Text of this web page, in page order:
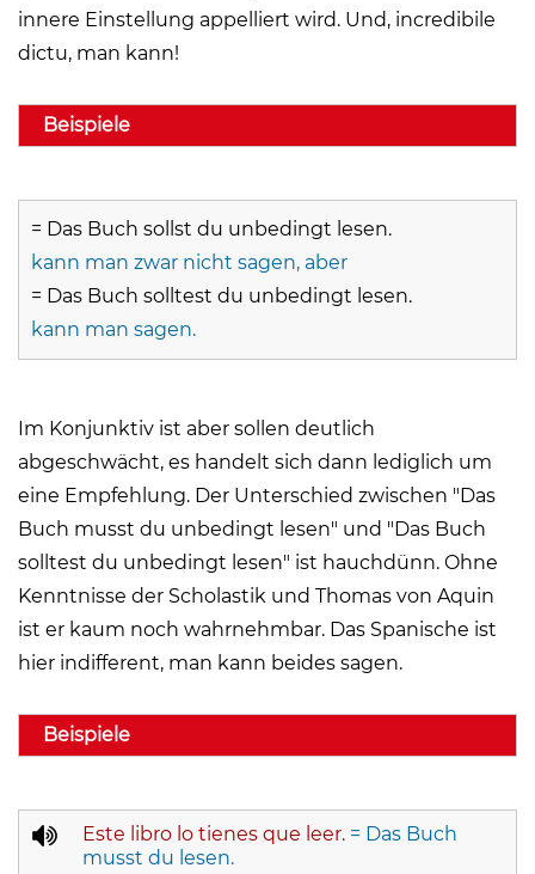
innere Einstellung appelliert wird. Und, incredibile
dictu, man kann!
Beispiele
= Das Buch sollst du unbedingt lesen.
kann man zwar nicht sagen, aber
= Das Buch solltest du unbedingt lesen.
kann man sagen.
Im Konjunktiv ist aber sollen deutlich
abgeschwächt, es handelt sich dann lediglich um
eine Empfehlung. Der Unterschied zwischen "Das
Buch musst du unbedingt lesen" und "Das Buch
solltest du unbedingt lesen" ist hauchdünn. Ohne
Kenntnisse der Scholastik und Thomas von Aquin
ist er kaum noch wahrnehmbar. Das Spanische ist
hier indifferent, man kann beides sagen.
Beispiele
Este libro lo tienes que leer. = Das Buch
musst du lesen.